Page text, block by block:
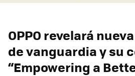
OPPO revelará
de vanguardia y su
“Empowering a